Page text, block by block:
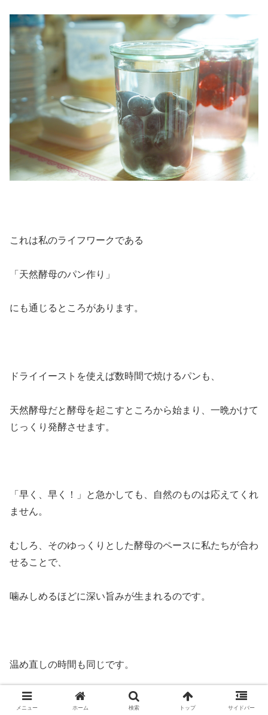
これは私のライフワークである
「天然酵母のパン作り」
にも通じるところがあります。
ドライイーストを使えば数時間で焼けるパンも、
天然酵母だと酵母を起こすところから始まり、一晩かけて
じっくり発酵させます。
「早く、早く！」と急かしても、自然のものは応えてくれ
ません。
むしろ、そのゆっくりとした酵母のペースに私たちが合わ
せることで、
噛みしめるほどに深い旨みが生まれるのです。
温め直しの時間も同じです。
お湯が沸き、蒸気が食材を優しく包み込むのを待つ。
メニュー ホーム 検索 トップ サイドバー